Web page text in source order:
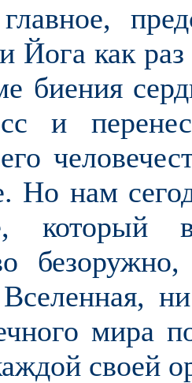
Йога как
биения
и
Но нам
который
Вселенная,
мира
своей